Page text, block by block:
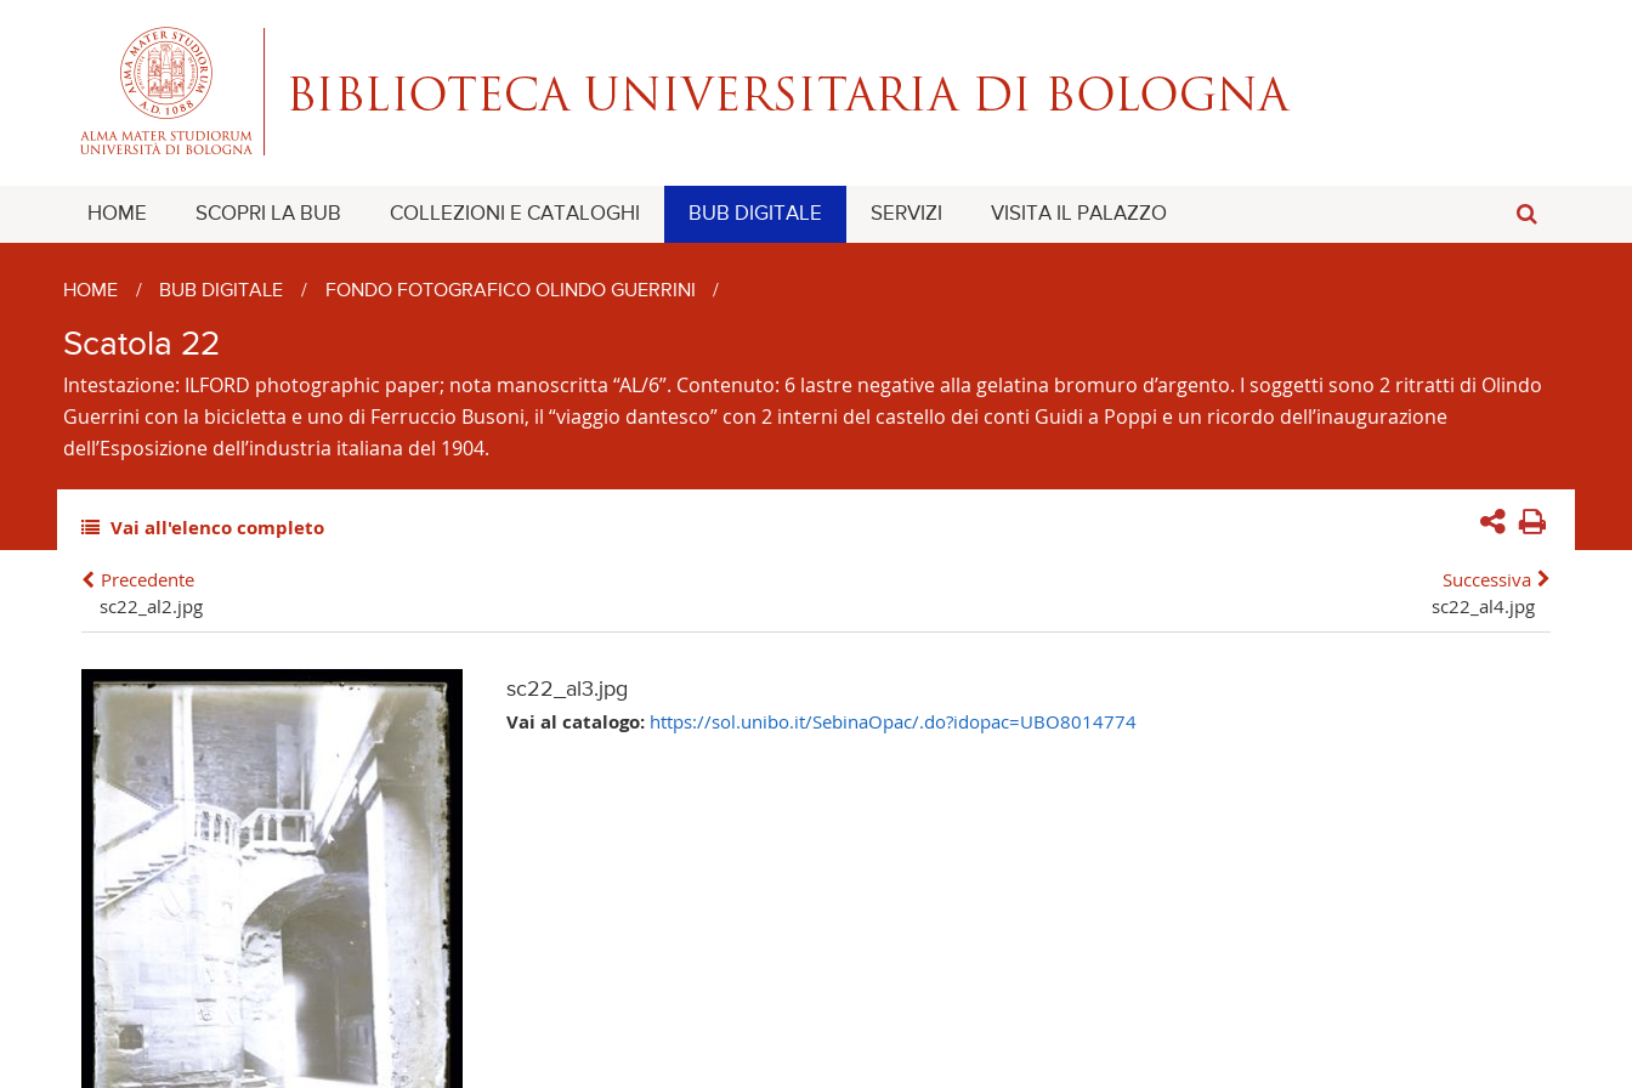
HOME SCOPRI LA BUB COLLEZIONI E CATALOGHI BUB DIGITALE SERVIZI VISITA IL PALAZZO
HOME / BUB DIGITALE / FONDO FOTOGRAFICO OLINDO GUERRINI /
Scatola 22
Intestazione: ILFORD photographic paper; nota manoscritta “AL/6”. Contenuto: 6 lastre negative alla gelatina bromuro d’argento. I soggetti sono 2 ritratti di Olindo
Guerrini con la bicicletta e uno di Ferruccio Busoni, il “viaggio dantesco” con 2 interni del castello dei conti Guidi a Poppi e un ricordo dell’inaugurazione
dell’Esposizione dell’industria italiana del 1904.
Vai all'elenco completo
Precedente
sc22_al2.jpg
Successiva
sc22_al4.jpg
sc22_al3.jpg
Vai al catalogo: https://sol.unibo.it/SebinaOpac/.do?idopac=UBO8014774